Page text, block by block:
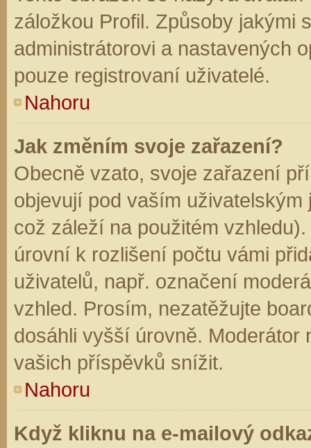
záložkou Profil. Způsoby jakými
administrátorovi a nastavených
pouze registrovaní uživatelé.
Nahoru
Jak změním svoje zařazení?
Obecně vzato, svoje zařazení
objevují pod vaším
což záleží na použitém
úrovní k rozlišení počtu vámi
uživatelů, např. označení
vzhled. Prosím, nezatěžujte
dosáhli vyšší úrovně. Moderátor
vašich příspěvků snížit.
Nahoru
Když kliknu na e-mailový